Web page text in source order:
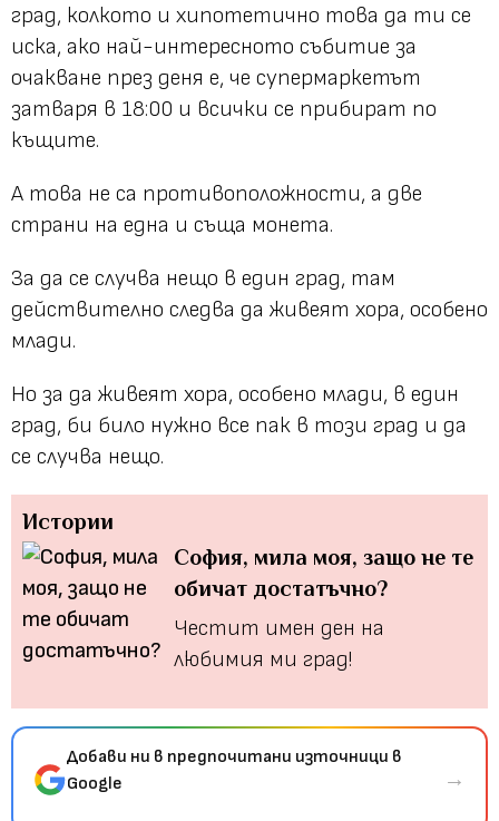
град, колкото и хипотетично това да ти се
иска, ако най-интересното събитие за
очакване през деня е, че супермаркетът
затваря в 18:00 и всички се прибират по
къщите.
А това не са противоположности, а две
страни на една и съща монета.
За да се случва нещо в един град, там
действително следва да живеят хора, особено
млади.
Но за да живеят хора, особено млади, в един
град, би било нужно все пак в този град и да
се случва нещо.
Истории
София, мила моя, защо не те
обичат достатъчно?
Честит имен ден на
любимия ми град!
Добави ни в предпочитани източници в
Google
→